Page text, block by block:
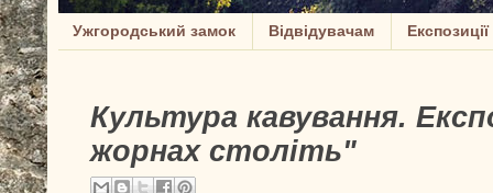
Ужгородський замок Відвідувачам Експозиції
Культура кавування.
жорнах століть"